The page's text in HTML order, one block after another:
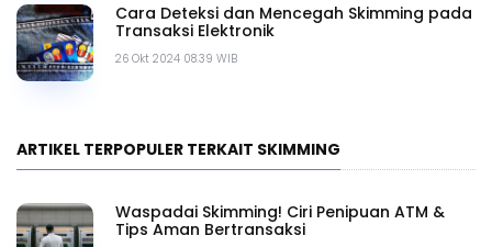
26 Okt 2024 08.39 WIB
Cara Deteksi dan Mencegah Skimming pada
Transaksi Elektronik
ARTIKEL TERPOPULER TERKAIT SKIMMING
Waspadai Skimming! Ciri Penipuan ATM &
Tips Aman Bertransaksi